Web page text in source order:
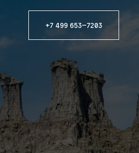
+7 499 653—7203